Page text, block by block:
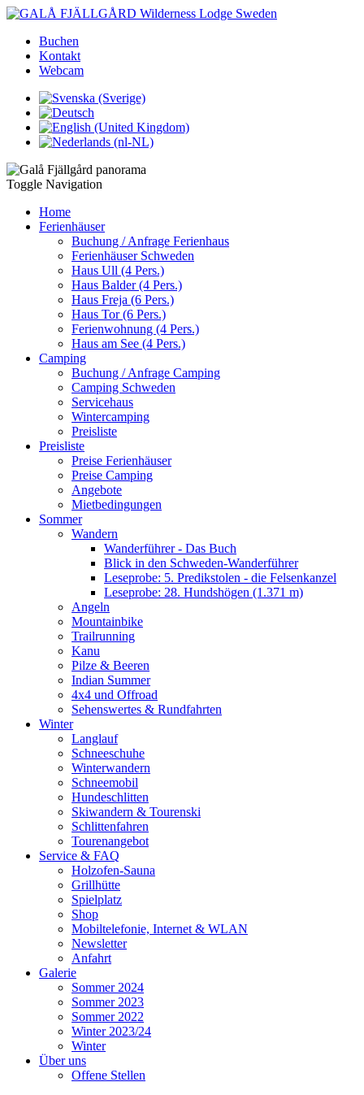
Buchen
Kontakt
Webcam
Toggle Navigation
Home
Ferienhäuser
Buchung / Anfrage Ferienhaus
Ferienhäuser Schweden
Haus Ull (4 Pers.)
Haus Balder (4 Pers.)
Haus Freja (6 Pers.)
Haus Tor (6 Pers.)
Ferienwohnung (4 Pers.)
Haus am See (4 Pers.)
Camping
Buchung / Anfrage Camping
Camping Schweden
Servicehaus
Wintercamping
Preisliste
Preisliste
Preise Ferienhäuser
Preise Camping
Angebote
Mietbedingungen
Sommer
Wandern
Wanderführer - Das Buch
Blick in den Schweden-Wanderführer
Leseprobe: 5. Predikstolen - die Felsenkanzel
Leseprobe: 28. Hundshögen (1.371 m)
Angeln
Mountainbike
Trailrunning
Kanu
Pilze & Beeren
Indian Summer
4x4 und Offroad
Sehenswertes & Rundfahrten
Winter
Langlauf
Schneeschuhe
Winterwandern
Schneemobil
Hundeschlitten
Skiwandern & Tourenski
Schlittenfahren
Tourenangebot
Service & FAQ
Holzofen-Sauna
Grillhütte
Spielplatz
Shop
Mobiltelefonie, Internet & WLAN
Newsletter
Anfahrt
Galerie
Sommer 2024
Sommer 2023
Sommer 2022
Winter 2023/24
Winter
Über uns
Offene Stellen